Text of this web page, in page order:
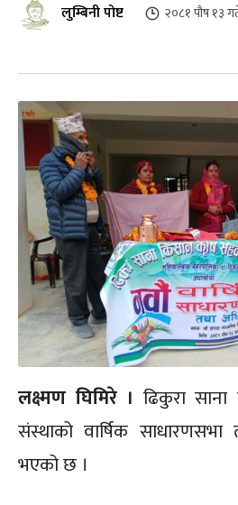
लुम्बिनी पोष्ट २०८१ पौष १३
लक्ष्मण घिमिरे । ढिकुरा
संस्थाको वार्षिक
भएको छ ।